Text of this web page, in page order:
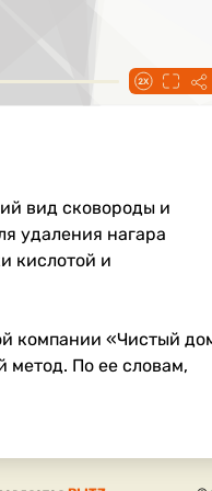
вид сковороды и
удаления нагара
кислотой и
компании «Чистый
метод. По ее словам,